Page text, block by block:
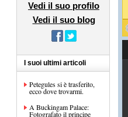
Vedi il suo profilo
Vedi il suo blog
I suoi ultimi articoli
Petegules si è trasferito,
ecco dove trovarmi.
A Buckingam Palace:
Fotografato il principe